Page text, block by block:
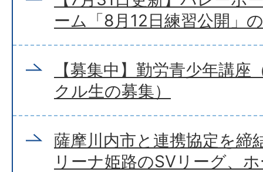
ーム「8月12日練習公開」
【募集中】勤労青少年講座
クル生の募集）
薩摩川内市と連携協定を締
リーナ姫路のSVリーグ、